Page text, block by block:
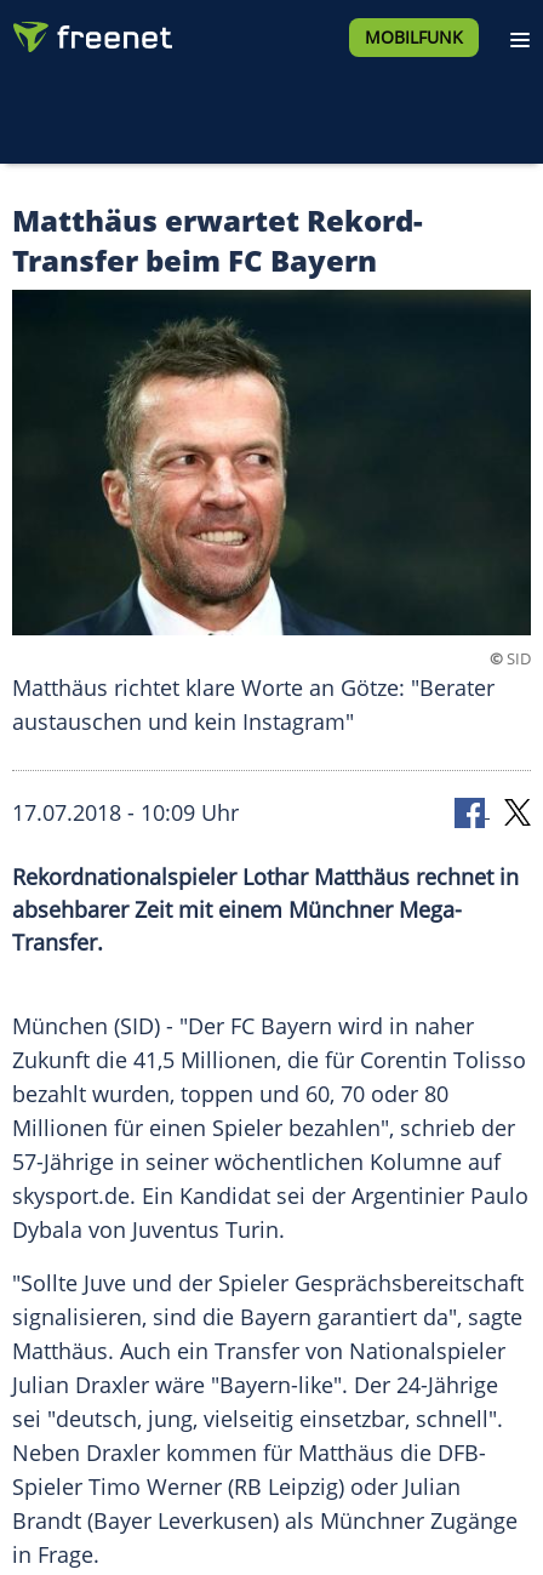
MOBILFUNK
Matthäus erwartet Rekord-
Transfer beim FC Bayern
©SID
Matthäus richtet klare Worte an Götze: "Berater
austauschen und kein Instagram"
17.07.2018 - 10:09 Uhr
Rekordnationalspieler Lothar Matthäus rechnet in
absehbarer Zeit mit einem Münchner Mega-
Transfer.
München (SID) - "Der FC Bayern wird in naher
Zukunft die 41,5 Millionen, die für Corentin Tolisso
bezahlt wurden, toppen und 60, 70 oder 80
Millionen für einen Spieler bezahlen", schrieb der
57-Jährige in seiner wöchentlichen Kolumne auf
skysport.de. Ein Kandidat sei der Argentinier Paulo
Dybala von Juventus Turin.
"Sollte Juve und der Spieler Gesprächsbereitschaft
signalisieren, sind die Bayern garantiert da", sagte
Matthäus. Auch ein Transfer von Nationalspieler
Julian Draxler wäre "Bayern-like". Der 24-Jährige
sei "deutsch, jung, vielseitig einsetzbar, schnell".
Neben Draxler kommen für Matthäus die DFB-
Spieler Timo Werner (RB Leipzig) oder Julian
Brandt (Bayer Leverkusen) als Münchner Zugänge
in Frage.